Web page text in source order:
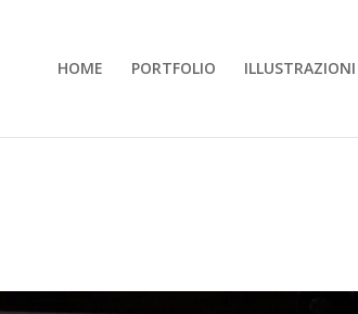
HOME PORTFOLIO ILLUSTRAZIONI